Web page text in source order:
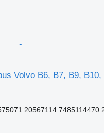
Volvo B6, B7, B9,
20567114 7485114470